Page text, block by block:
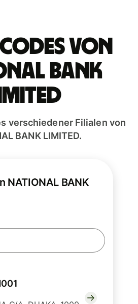
von
BANK
verschiedener Filialen von
BANK LIMITED.
NATIONAL BANK